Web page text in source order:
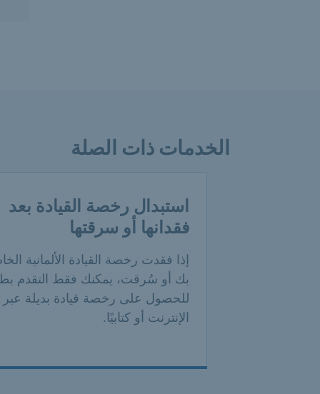
الخدمات ذات الصلة
استبدال رخصة القيادة بعد
فقدانها أو سرقتها
إذا فقدت رخصة القيادة الألمانية
بك أو سُرقت، يمكنك فقط التقدم
للحصول على رخصة قيادة بديلة عبر
الإنترنت أو كتابيًا.